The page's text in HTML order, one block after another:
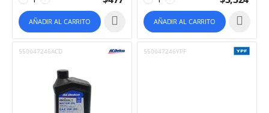
AÑADIR AL CARRITO AÑADIR AL CARRITO
550047246ACD 550047246YPF